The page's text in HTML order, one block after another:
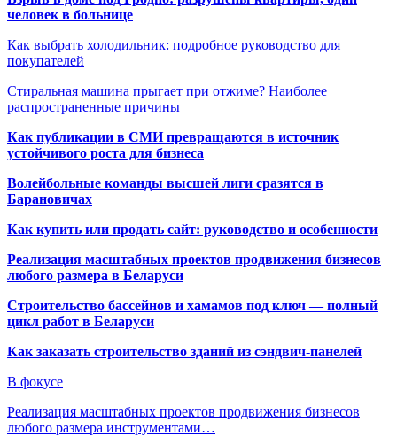
человек в больнице
Как выбрать холодильник: подробное руководство для
покупателей
Стиральная машина прыгает при отжиме? Наиболее
распространенные причины
Как публикации в СМИ превращаются в источник
устойчивого роста для бизнеса
Волейбольные команды высшей лиги сразятся в
Барановичах
Как купить или продать сайт: руководство и особенности
Реализация масштабных проектов продвижения бизнесов
любого размера в Беларуси
Строительство бассейнов и хамамов под ключ — полный
цикл работ в Беларуси
Как заказать строительство зданий из сэндвич-панелей
В фокусе
Реализация масштабных проектов продвижения бизнесов
любого размера инструментами…